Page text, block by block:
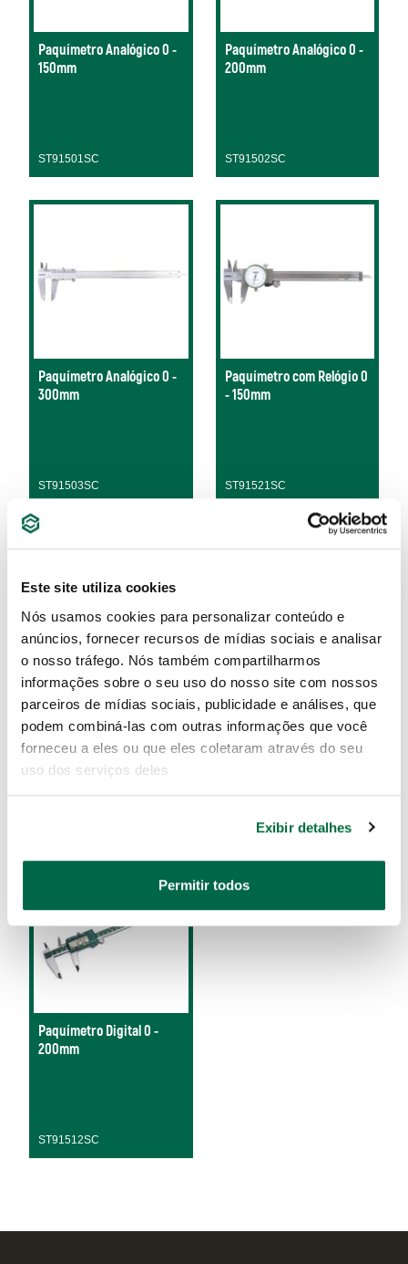
Este site utiliza cookies
Nós usamos cookies para personalizar conteúdo e
anúncios, fornecer recursos de mídias sociais e analisar
o nosso tráfego. Nós também compartilharmos
informações sobre o seu uso do nosso site com nossos
parceiros de mídias sociais, publicidade e análises, que
podem combiná-las com outras informações que você
forneceu a eles ou que eles coletaram através do seu
uso dos serviços deles
Exibir detalhes
Permitir todos
Paquímetro Analógico 0 -
150mm
ST91501SC
Paquímetro Analógico 0 -
200mm
ST91502SC
Paquímetro Analógico 0 -
300mm
ST91503SC
Paquímetro com Relógio 0
- 150mm
ST91521SC
Paquímetro com Relógio 0
- 200mm
Paquímetro Digital 0 -
150mm
Paquímetro Digital 0 -
200mm
ST91512SC